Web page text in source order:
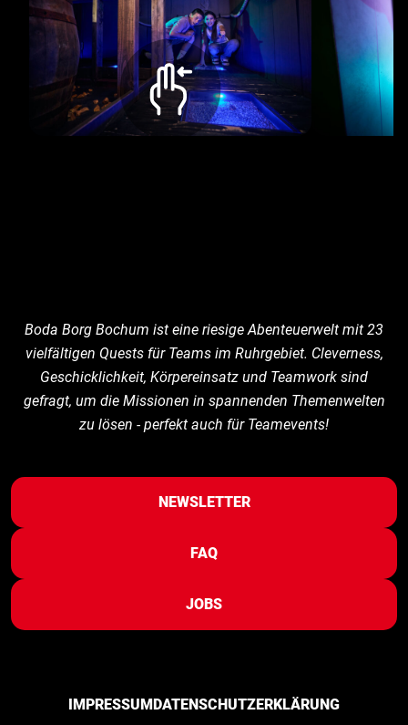
Boda Borg Bochum ist eine riesige Abenteuerwelt mit 23
vielfältigen Quests für Teams im Ruhrgebiet. Cleverness,
Geschicklichkeit, Körpereinsatz und Teamwork sind
gefragt, um die Missionen in spannenden Themenwelten
zu lösen - perfekt auch für Teamevents!
NEWSLETTER
FAQ
JOBS
IMPRESSUMDATENSCHUTZERKLÄRUNG